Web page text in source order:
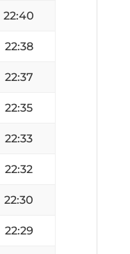
22:40
22:38
22:37
22:35
22:33
22:32
22:30
22:29